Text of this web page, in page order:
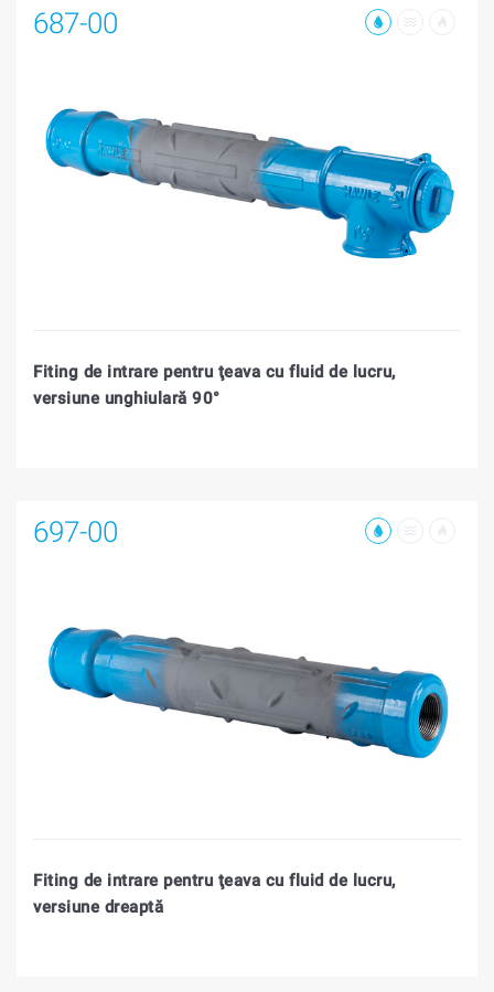
687-00
Fiting de intrare pentru ţeava cu fluid de lucru,
versiune unghiulară 90°
697-00
Fiting de intrare pentru ţeava cu fluid de lucru,
versiune dreaptă